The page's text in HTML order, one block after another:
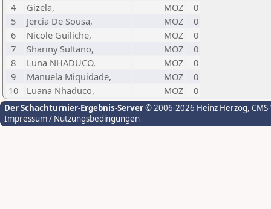
4
Gizela, MOZ
0
5
Jercia De Sousa, MOZ
0
6
Nicole Guiliche, MOZ
0
7
Shariny Sultano, MOZ
0
8
Luna NHADUCO, MOZ
0
9
Manuela Miquidade, MOZ
0
10
Luana Nhaduco, MOZ 0
Der Schachturnier-Ergebnis-Server© 2006-2026 Heinz Herzog,
Impressum / Nutzungsbedingungen